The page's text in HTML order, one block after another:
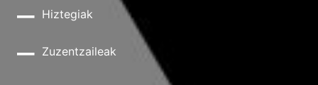
Hiztegiak
Zuzentzaileak